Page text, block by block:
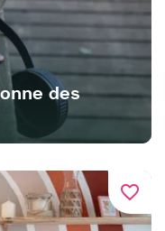
des
favorite_border